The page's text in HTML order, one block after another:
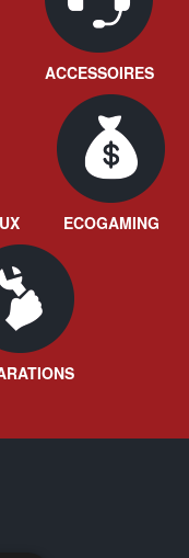
ACCESSOIRES
ECOGAMING